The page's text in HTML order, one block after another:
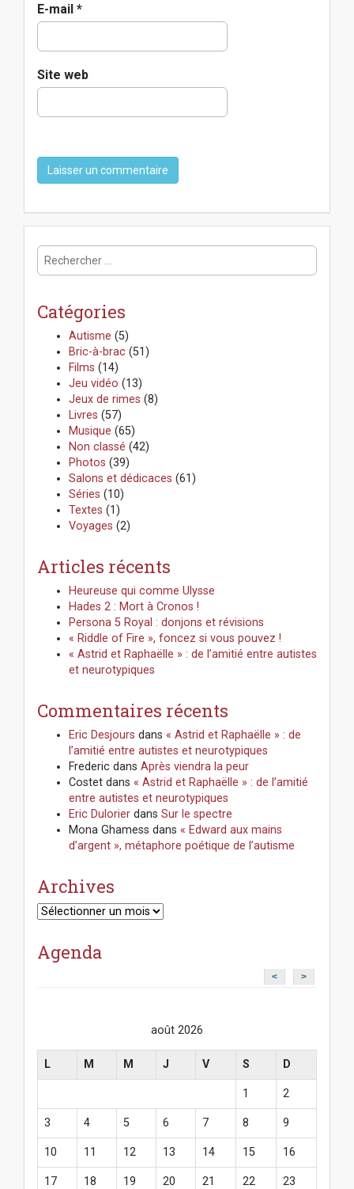
E-mail *
Site web
R
e
Catégories
Autisme (5)
Bric-à-brac (51)
Films (14)
Jeu vidéo (13)
Jeux de rimes (8)
Livres (57)
Musique (65)
Non classé (42)
Photos (39)
Salons et dédicaces (61)
Séries (10)
Textes (1)
Voyages (2)
Articles récents
Heureuse qui comme Ulysse
Hades 2 : Mort à Cronos !
Persona 5 Royal : donjons et révisions
« Riddle of Fire », foncez si vous pouvez !
« Astrid et Raphaëlle » : de l’amitié entre autistes
et neurotypiques
Commentaires récents
Eric Desjours dans « Astrid et Raphaëlle » : de
l’amitié entre autistes et neurotypiques
Frederic dans Après viendra la peur
Costet dans « Astrid et Raphaëlle » : de l’amitié
entre autistes et neurotypiques
Eric Dulorier dans Sur le spectre
Mona Ghamess dans « Edward aux mains
d’argent », métaphore poétique de l’autisme
Archives
Archives
Agenda
< >
août 2026
L M M J V S D
1 2
3 4 5 6 7 8 9
10 11 12 13 14 15 16
17 18 19 20 21 22 23